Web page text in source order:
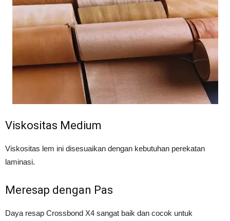
Viskositas Medium
Viskositas lem ini disesuaikan dengan kebutuhan perekatan
laminasi.
Meresap dengan Pas
Daya resap Crossbond X4 sangat baik dan cocok untuk